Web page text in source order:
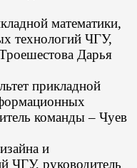
математики,
технологий ЧГУ,
Дарья
прикладной
команды – Чуев
и
ЧГУ, руководитель